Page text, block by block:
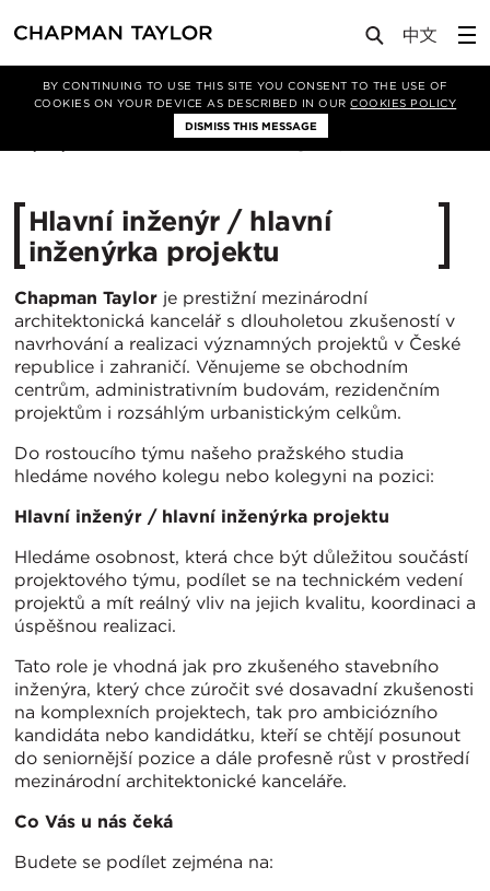
BY CONTINUING TO USE THIS SITE YOU CONSENT TO THE USE OF
COOKIES ON YOUR DEVICE AS DESCRIBED IN OURCOOKIES POLICY
DISMISS THIS MESSAGE
Media Careers Vacancy
Hlavní inženýr / hlavní
inženýrka projektu
Chapman Taylor je prestižní mezinárodní
architektonická kancelář s dlouholetou zkušeností v
navrhování a realizaci významných projektů v České
republice i zahraničí. Věnujeme se obchodním
centrům, administrativním budovám, rezidenčním
projektům i rozsáhlým urbanistickým celkům.
Do rostoucího týmu našeho pražského studia
hledáme nového kolegu nebo kolegyni na pozici:
Hlavní inženýr / hlavní inženýrka projektu
Hledáme osobnost, která chce být důležitou součástí
projektového týmu, podílet se na technickém vedení
projektů a mít reálný vliv na jejich kvalitu, koordinaci a
úspěšnou realizaci.
Tato role je vhodná jak pro zkušeného stavebního
inženýra, který chce zúročit své dosavadní zkušenosti
na komplexních projektech, tak pro ambiciózního
kandidáta nebo kandidátku, kteří se chtějí posunout
do seniornější pozice a dále profesně růst v prostředí
mezinárodní architektonické kanceláře.
Co Vás u nás čeká
Budete se podílet zejména na: